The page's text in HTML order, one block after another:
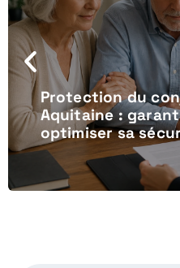
Protection du
Aquitaine :
optimiser sa